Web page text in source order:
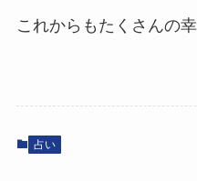
これからもたくさんの
占い